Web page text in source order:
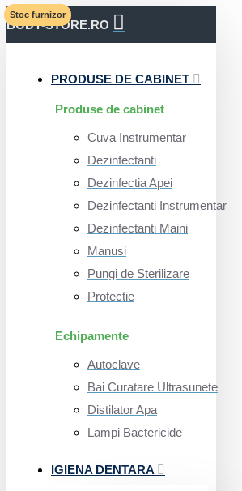
BODY-STORE.RO
PRODUSE DE CABINET
Produse de cabinet
Cuva Instrumentar
Dezinfectanti
Dezinfectia Apei
Dezinfectanti Instrumentar
Dezinfectanti Maini
Manusi
Pungi de Sterilizare
Protectie
Echipamente
Autoclave
Bai Curatare Ultrasunete
Distilator Apa
Lampi Bactericide
IGIENA DENTARA
Stoc furnizor